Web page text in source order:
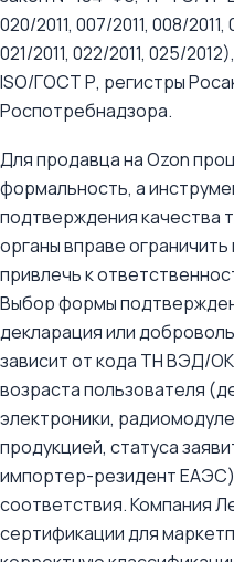
020/2011, 007/2011, 008/2011,
021/2011, 022/2011, 025/
ISO/ГОСТ Р, регистры
Роспотребнадзора.
Для продавца на Ozon
формальность, а
подтверждения качества
органы вправе
привлечь к
Выбор формы
декларация или
зависит от кода ТН ВЭД/
возраста пользователя
электроники,
продукцией, статуса
импортер-резидент
соответствия. Компания
сертификации для